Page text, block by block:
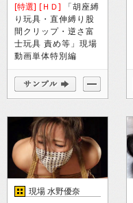
[特選] [ＨＤ] 「胡座縛
り玩具・直伸縛り股
間クリップ・逆さ富
士玩具 責め等」現場
動画単体特別編
現場 水野優奈